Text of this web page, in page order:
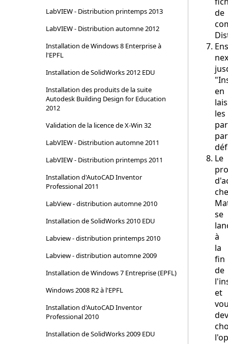
LabVIEW - Distribution printemps 2013
LabVIEW - Distribution automne 2012
Installation de Windows 8 Enterprise à
l'EPFL
Installation de SolidWorks 2012 EDU
Installation des produits de la suite
Autodesk Building Design for Education
2012
Validation de la licence de X-Win 32
LabVIEW - Distribution automne 2011
LabVIEW - Distribution printemps 2011
Installation d'AutoCAD Inventor
Professional 2011
LabView - distribution automne 2010
Installation de SolidWorks 2010 EDU
Labview - distribution printemps 2010
Labview - distribution automne 2009
Installation de Windows 7 Entreprise (EPFL)
Windows 2008 R2 à l'EPFL
Installation d'AutoCAD Inventor
Professional 2010
Installation de SolidWorks 2009 EDU
de
en
les
par
Le
se
à
la
fin
de
et